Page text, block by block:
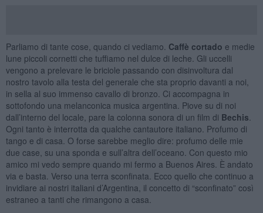
Parliamo di tante cose, quando ci vediamo. Caffè cortado e medie
lune piccoli cornetti che tuffiamo nel dulce di leche. Gli uccelli
vengono a prelevare le briciole passando con disinvoltura dal
nostro tavolo alla testa del generale che sta proprio davanti a noi,
in sella al suo immenso cavallo di bronzo. Ci accompagna in
sottofondo una melanconica musica argentina. Piove su di noi
dall’interno del locale, pare la colonna sonora di un film di Bechis
Ogni tanto è interrotta da qualche cantautore italiano. Profumo di
tango e di casa. O forse sarebbe meglio dire: profumo delle mie
due case, su una sponda e sull’altra dell’oceano. Con questo mio
amico mi vedo sempre quando mi fermo a Buenos Aires. È andato
via e basta. Verso una terra sconfinata. Ecco quello che continuo a
invidiare ai nostri italiani d’Argentina, il concetto di “sconfinato” così
estraneo a tanti che rimangono a casa.